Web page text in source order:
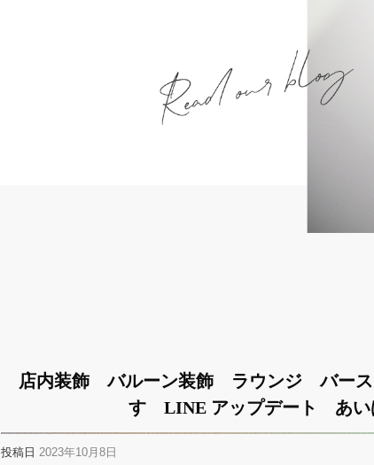
店内装飾 バルーン装飾 ラウンジ バー
す LINE アップデート あ
投稿日 2023年10月8日